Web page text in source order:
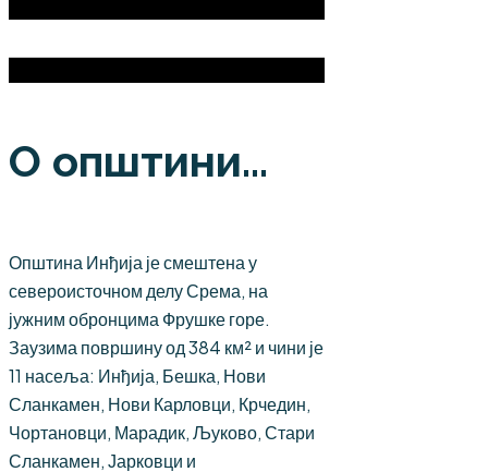
О општини...
Општина Инђија је смештена у
североисточном делу Срема, на
јужним обронцима Фрушке горе.
Заузима површину од 384 км² и чини је
11 насеља: Инђија, Бешка, Нови
Сланкамен, Нови Карловци, Крчедин,
Чортановци, Марадик, Љуково, Стари
Сланкамен, Јарковци и